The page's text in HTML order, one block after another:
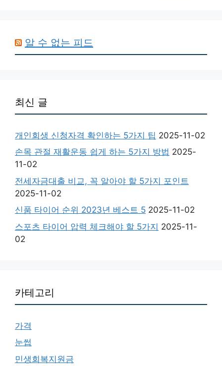
알 수 없는 피드
최신 글
개인회생 신청자격 확인하는 5가지 팁 2025-11-02
손목 관절 재활운동 쉽게 하는 5가지 방법 2025-
11-02
전세자금대출 비교, 꼭 알아야 할 5가지 포인트
2025-11-02
신품 타이어 순위 2023년 베스트 5 2025-11-02
스포츠 타이어 압력 체크해야 할 5가지 2025-11-
02
카테고리
가격
눈썹
민생회복지원금